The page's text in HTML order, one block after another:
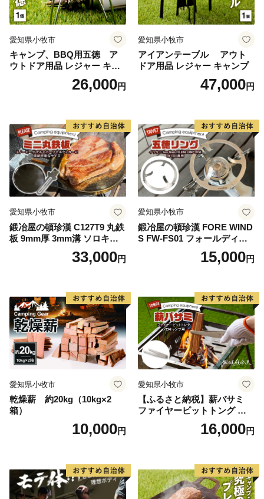
愛知県小牧市
キャンプ、BBQ用五徳 ア
ウトドア用品 レジャー キャ
ンプ バーベキュー BBQ 五徳
26,000円
愛知県小牧市
アイアンテーブル アウト
ドア用品 レジャー キャンプ
47,000円
愛知県小牧市
鍛冶屋の頓珍漢 C127T9 丸鉄
板 9mm厚 3mm溝 ソロキャ
ンプ用 専用ハンドル付き ス
ノーピーク アルミパーソナ
33,000円
愛知県小牧市
鍛冶屋の頓珍漢 FORE WIND
S FW-FS01 フォールディン
グ キャンプストーブ専用 五
15,000円
愛知県小牧市
乾燥薪 約20kg（10kg×2
箱）
10,000円
愛知県小牧市
【ふるさと納税】薪バサミ
ファイヤーピットトング ソ
ロキャンプ用 コンパクト ス
テンレス材 軽量 アウトドア
い 繰り返し使える 日本製 安
心 鍛冶屋の頓珍漢 愛知県 送
料無料
16,000円